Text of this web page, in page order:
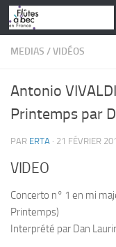
Skip to content
MEDIAS /VIDÉOS
Antonio
Printemps par
PAR ERTA · 21 FÉVRIER
VIDEO
Concerto n° 1 en mi
Printemps)
Interprété par Dan